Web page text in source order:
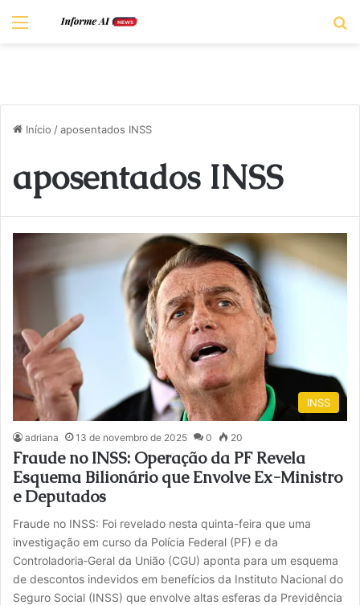
Menu
Início /aposentados INSS
aposentados INSS
INSS
adriana 13 de novembro de 2025 0 20
Fraude no INSS: Operação da PF Revela
Esquema Bilionário que Envolve Ex-Ministro
e Deputados
Fraude no INSS: Foi revelado nesta quinta-feira que uma
investigação em curso da Polícia Federal (PF) e da
Controladoria‑Geral da União (CGU) aponta para um esquema
de descontos indevidos em benefícios da Instituto Nacional do
Seguro Social (INSS) que envolve altas esferas da Previdência